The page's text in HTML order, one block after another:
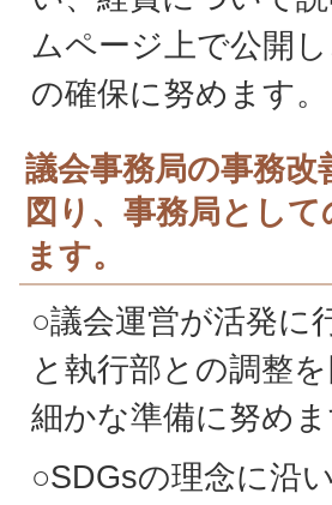
ムページ上で公開
の確保に努めます。
議会事務局の事務
図り、事務局とし
ます。
○議会運営が活発に
と執行部との調整
細かな準備に努め
○SDGsの理念に沿